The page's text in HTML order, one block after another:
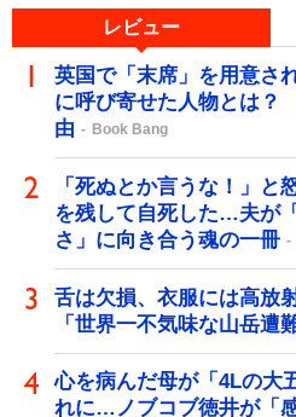
レビュー
英国で「末席」を用意さ
に呼び寄せた人物とは
由
Book Bang
「死ぬとか言うな！」と
を残して自死した…夫が
さ」に向き合う魂の一冊
舌は欠損、衣服には高放
「世界一不気味な山岳遭
心を病んだ母が「4Lの大
れに…ノブコブ徳井が「